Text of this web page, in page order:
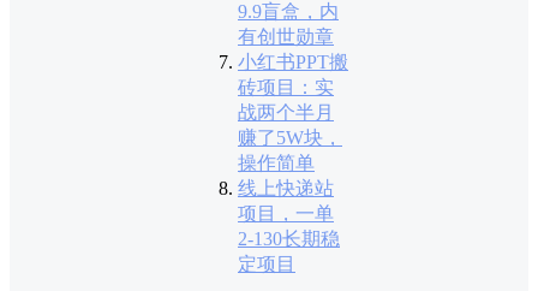
9.9盲盒，内
有创世勋章
小红书PPT搬
砖项目：实
战两个半月
赚了5W块，
操作简单
线上快递站
项目，一单
2-130长期稳
定项目